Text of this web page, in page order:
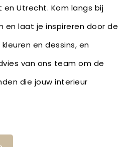
en Utrecht. Kom langs bij
en laat je inspireren door de
en dessins, en
van ons team om de
die jouw interieur